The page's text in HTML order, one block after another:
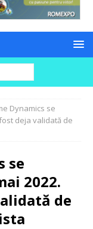
Dynamics se
deja validată de
se
2022.
de